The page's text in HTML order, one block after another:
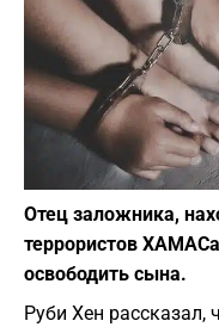
Отец заложника,
террористов
освободить сына.
Руби Хен рассказал,